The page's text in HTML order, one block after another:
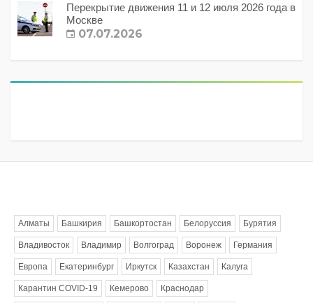
Перекрытие движения 11 и 12 июля 2026 года в
Москве
07.07.2026
Алматы Башкирия Башкортостан Белоруссия Бурятия
Владивосток Владимир Волгоград Воронеж Германия
Европа Екатеринбург Иркутск Казахстан Калуга
Карантин COVID-19 Кемерово Краснодар